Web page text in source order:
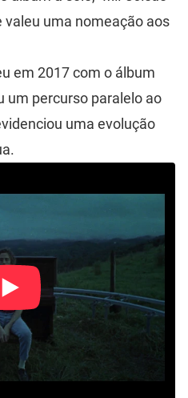
valeu uma nomeação aos
em 2017 com o álbum
um percurso paralelo ao
uma evolução